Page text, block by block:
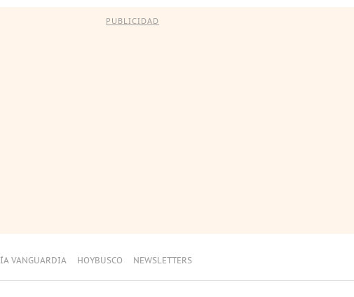
PUBLICIDAD
VANGUARDIA HOYBUSCO NEWSLETTERS